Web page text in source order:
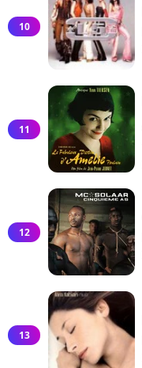
10
11
12
13